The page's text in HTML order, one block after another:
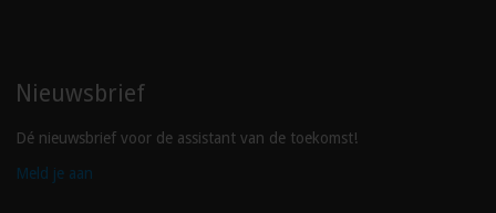
Nieuwsbrief
Dé nieuwsbrief voor de assistant van de toekomst!
Meld je aan